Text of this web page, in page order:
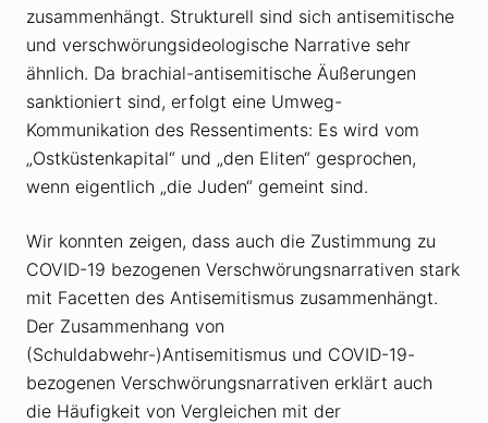
zusammenhängt. Strukturell sind sich antisemitische
und verschwörungsideologische Narrative sehr
ähnlich. Da brachial-antisemitische Äußerungen
sanktioniert sind, erfolgt eine Umweg-
Kommunikation des Ressentiments: Es wird vom
„Ostküstenkapital“ und „den Eliten“ gesprochen,
wenn eigentlich „die Juden“ gemeint sind.
Wir konnten zeigen, dass auch die Zustimmung zu
COVID-19 bezogenen Verschwörungsnarrativen stark
mit Facetten des Antisemitismus zusammenhängt.
Der Zusammenhang von
(Schuldabwehr-)Antisemitismus und COVID-19-
bezogenen Verschwörungsnarrativen erklärt auch
die Häufigkeit von Vergleichen mit der